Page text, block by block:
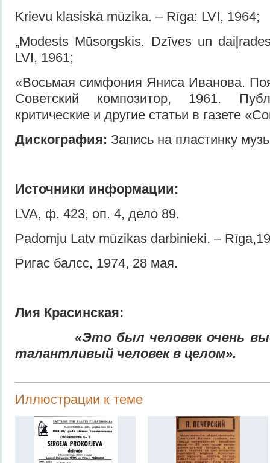
Krievu klasiskā mūzika. – Rīga: LVI, 1964;
„Modests Mūsorgskis. Dzīves un
LVI, 1961;
«Восьмая симфония Яниса Иванова.
Советский композитор, 1961.
критические и другие статьи в газете
Дискография: Запись на пластинку
Источники информации:
LVA, ф. 423, оп. 4, дело 89.
Padomju Latv mūzikas darbinieki. –
Ригас балсс, 1974, 28 мая.
Лия Красинская:
«Это был человек очень
талантливый человек в целом».
Иллюстрации к теме